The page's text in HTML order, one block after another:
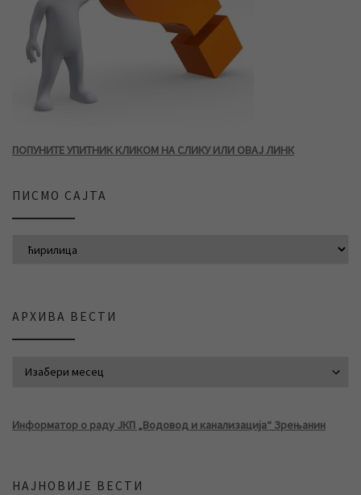
ПОПУНИТЕ УПИТНИК КЛИКОМ НА СЛИКУ ИЛИ ОВАЈ ЛИНК
ПИСМО САЈТА
АРХИВА ВЕСТИ
Информатор о раду ЈКП „Водовод и канализација“ Зрењанин
НАЈНОВИЈЕ ВЕСТИ